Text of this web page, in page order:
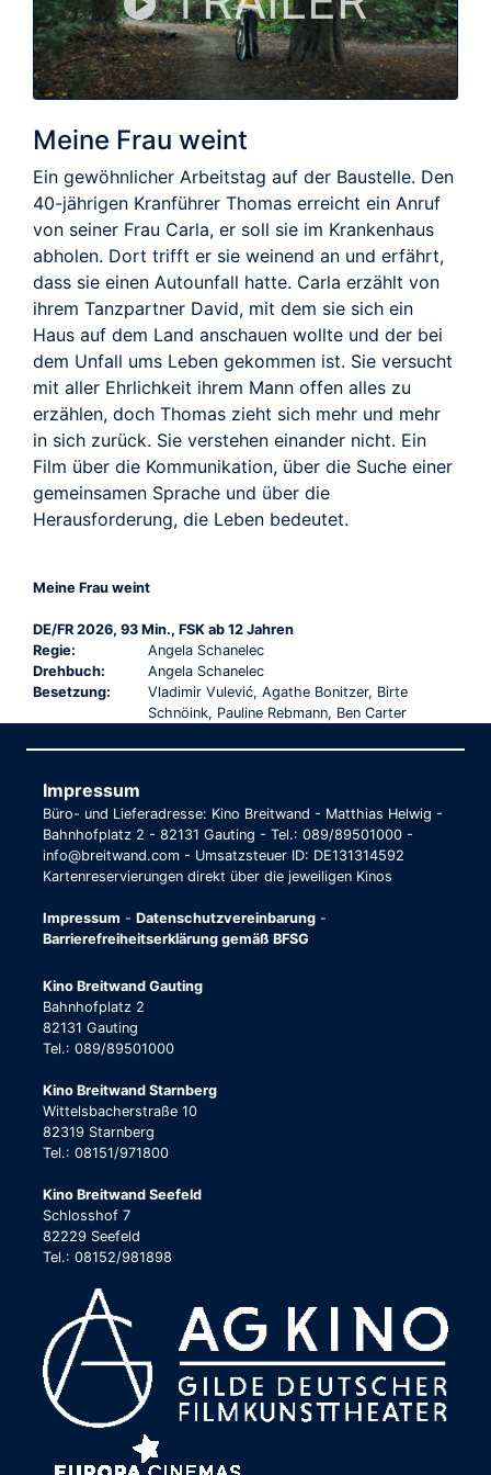
Meine Frau weint
Ein gewöhnlicher Arbeitstag auf der Baustelle. Den
40-jährigen Kranführer Thomas erreicht ein Anruf
von seiner Frau Carla, er soll sie im Krankenhaus
abholen. Dort trifft er sie weinend an und erfährt,
dass sie einen Autounfall hatte. Carla erzählt von
ihrem Tanzpartner David, mit dem sie sich ein
Haus auf dem Land anschauen wollte und der bei
dem Unfall ums Leben gekommen ist. Sie versucht
mit aller Ehrlichkeit ihrem Mann offen alles zu
erzählen, doch Thomas zieht sich mehr und mehr
in sich zurück. Sie verstehen einander nicht. Ein
Film über die Kommunikation, über die Suche einer
gemeinsamen Sprache und über die
Herausforderung, die Leben bedeutet.
Meine Frau weint
DE/FR 2026, 93 Min., FSK ab 12 Jahren
Regie:
Angela Schanelec
Drehbuch:
Angela Schanelec
Besetzung:
Vladimir Vulević, Agathe Bonitzer, Birte
Schnöink, Pauline Rebmann, Ben Carter
Impressum
Büro- und Lieferadresse: Kino Breitwand - Matthias Helwig -
Bahnhofplatz 2 - 82131 Gauting - Tel.: 089/89501000 -
info@breitwand.com - Umsatzsteuer ID: DE131314592
Kartenreservierungen direkt über die jeweiligen Kinos
Impressum - Datenschutzvereinbarung -
Barrierefreiheitserklärung gemäß BFSG
Kino Breitwand Gauting
Bahnhofplatz 2
82131 Gauting
Tel.: 089/89501000
Kino Breitwand Starnberg
Wittelsbacherstraße 10
82319 Starnberg
Tel.: 08151/971800
Kino Breitwand Seefeld
Schlosshof 7
82229 Seefeld
Tel.: 08152/981898